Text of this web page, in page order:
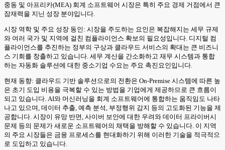
중동 및 아프리카(MEA) 회계 소프트웨어 시장은 특히 주요 경제 거점에서 큰
잠재력을 지닌 성장 분야입니다.
시장 역학 및 주요 성장 동인: 시장을 주도하는 요인은 복잡해지는 세무 규제
와 여러 국가 및 지역에 걸친 컴플라이언스 확보의 필요성입니다. 디지털 컴
플라이언스를 추진하는 정부의 구상과 클라우드 서비스의 확대는 큰 비즈니
스 기회를 창출하고 있습니다. 세무 계산을 간소화하고 재무 시스템과 통합
하는 자동화 솔루션에 대한 중소기업 수요는 주요 촉진요인입니다.
현재 동향: 클라우드 기반 솔루션으로의 전환은 On-Premise 시스템에 따른 높
은 초기 도입 비용을 극복할 수 있는 방법을 기업에게 제공하므로 큰 흐름이
되고 있습니다. AI와 머신러닝을 회계 소프트웨어에 통합하는 움직임도 나타
나고 있으며, 데이터 추출, 예측 분석, 부정행위 감지 등의 고도화된 기능을 제
공합니다. 시장이 유망 반면, 사이버 보안에 대한 우려와 데이터 프라이버시
문제 등의 문제가 새로운 소프트웨어의 채택을 방해할 수 있습니다. 이 지역
의 주요 시장들은 금융 프로세스를 현대화하기 위해 이러한 기술을 적극적으
로 도입하고 있습니다.